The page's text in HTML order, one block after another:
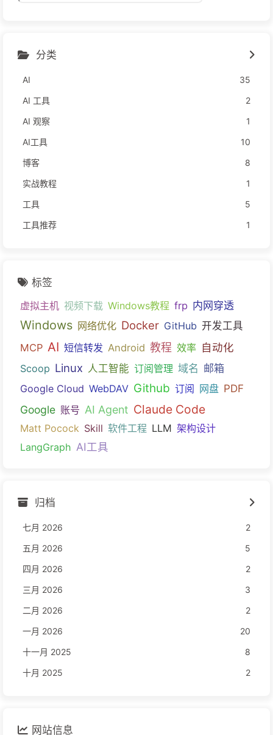
分类
AI
35
AI 工具
2
AI 观察
1
AI工具
10
博客
8
实战教程
1
工具
5
工具推荐
1
标签
虚拟主机 视频下载 Windows教程 frp 内网穿透
Windows 网络优化 Docker GitHub 开发工具
MCP AI 短信转发 Android 教程 效率 自动化
Scoop Linux 人工智能 订阅管理 域名 邮箱
Google Cloud WebDAV Github 订阅 网盘 PDF
Google 账号 AI Agent Claude Code
Matt Pocock Skill 软件工程 LLM 架构设计
LangGraph AI工具
归档
七月 2026
2
五月 2026
5
四月 2026
2
三月 2026
3
二月 2026
2
一月 2026
20
十一月 2025
8
十月 2025
2
网站信息